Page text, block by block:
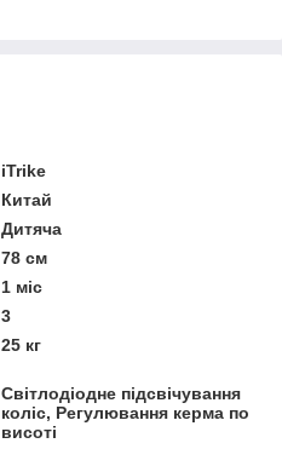
iTrike
Китай
Дитяча
78 см
1 міс
3
25 кг
Світлодіодне підсвічування
коліс, Регулювання керма по
висоті